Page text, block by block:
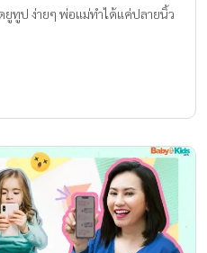
ทูป ง่ายๆ พ่อแม่ทำได้แค่ปลายนิ้ว